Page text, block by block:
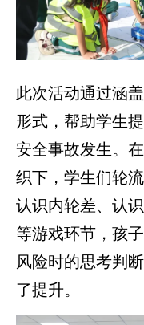
此次活动通过涵
形式，帮助学生
安全事故发生。
织下，学生们轮
认识内轮差、认
等游戏环节，孩
风险时的思考判
了提升。